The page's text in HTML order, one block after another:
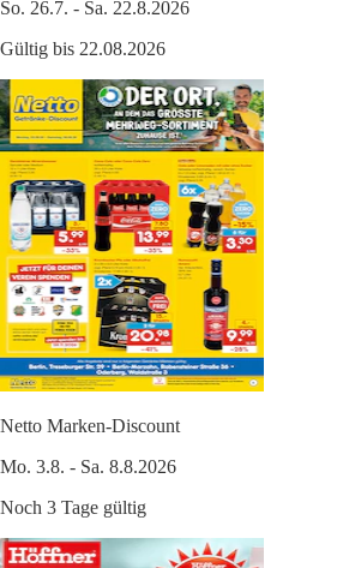
So. 26.7. - Sa. 22.8.2026
Gültig bis 22.08.2026
Netto Marken-Discount
Mo. 3.8. - Sa. 8.8.2026
Noch 3 Tage gültig